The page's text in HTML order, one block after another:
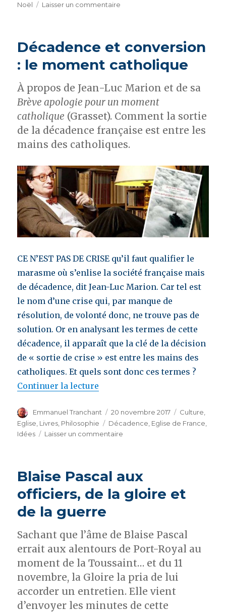
Noël
Laisser un commentaire
maire
ne
rien
Décadence et conversion
: le moment catholique
À propos de Jean-Luc Marion et de sa
Brève apologie pour un moment
catholique (Grasset). Comment la sortie
de la décadence française est entre les
mains des catholiques.
CE N’EST PAS DE CRISE qu’il faut qualifier le
marasme où s’enlise la société française mais
de décadence, dit Jean-Luc Marion. Car tel est
le nom d’une crise qui, par manque de
résolution, de volonté donc, ne trouve pas de
solution. Or en analysant les termes de cette
décadence, il apparaît que la clé de la décision
de « sortie de crise » est entre les mains des
catholiques. Et quels sont donc ces termes ?
Continuer la lecture
Auteur
Emmanuel Tranchant
Publié
le
20 novembre 2017 Catégories
Culture,
Eglise Livres Philosophie Étiquettes
Décadence Eglise de France
Idées
Laisser un commentaire
:
moment
Blaise Pascal aux
officiers, de la gloire et
de la guerre
Sachant que l’âme de Blaise Pascal
errait aux alentours de Port-Royal au
moment de la Toussaint… et du 11
novembre, la Gloire la pria de lui
accorder un entretien. Elle vient
d’envoyer les minutes de cette